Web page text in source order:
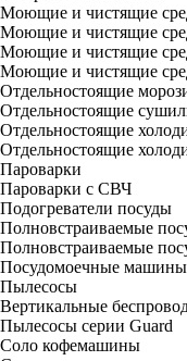
Моющие и чистящие
Моющие и чистящие
Моющие и чистящие
Моющие и чистящие
Отдельностоящие
Отдельностоящие
Отдельностоящие
Отдельностоящие
Пароварки
Пароварки с СВЧ
Подогреватели посуды
Полновстраиваемые
Полновстраиваемые
Посудомоечные машины
Пылесосы
Вертикальные
Пылесосы серии Guard
Соло кофемашины